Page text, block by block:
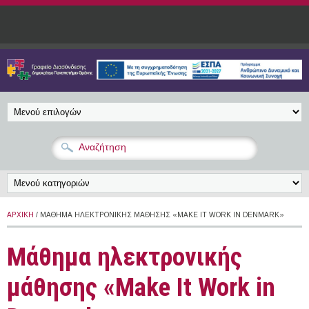
Παράκαμψη προς το κυρίως περιεχόμενο
ΑΡΧΙΚΉ / ΜΆΘΗΜΑ ΗΛΕΚΤΡΟΝΙΚΉΣ ΜΆΘΗΣΗΣ «MAKE IT WORK IN DENMARK»
Μάθημα ηλεκτρονικής
μάθησης «Make It Work in